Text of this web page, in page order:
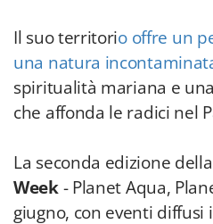
Il suo territorio offre un
una natura
spiritualità mariana e
che affonda le radici nel
La seconda edizione
Week- Planet Aqua,
giugno, con eventi